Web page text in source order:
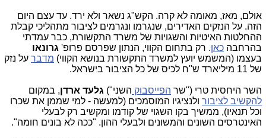
אולם, מאז, מאומה לא קרה. הקש"ג נשאר ולא ירד. עד עצם היום
הזה. על הנזקים האדירים, שנגרמו ונגרמים לציבור מתהליכי קבלת
ההחלטות האיטיות והשגויות של משרד התקשורת, כבר עמדתי
בהרחבה כאן. רק בתחום הקווי, הנתון שפרסם פרופ' גרונאו
בעצמו (המשמש יועץ למשרד התקשורת בנושא הקווי) מדבר על נזק
של 11 מיליארד ש"ח לכיס של כל הציבור בישראל.
השר היחסית טרי ("שר הפייסבוק השני") גלעד ארדן, במקום
להקשיב לציבור ולנציגיו המוסמכים (למעשה - למי שממן את שכרו
וכל תנאיו), ממשיך בקו השגוי של קודמו ומקשיב רק לבעלי
האינטרסים השונים והמשונים ולבעלי ההון. "ככה לא בונים חומה".